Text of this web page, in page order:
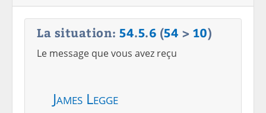
La situation: 54.5.6 (54 > 10)
Le message que vous avez reçu
James Legge